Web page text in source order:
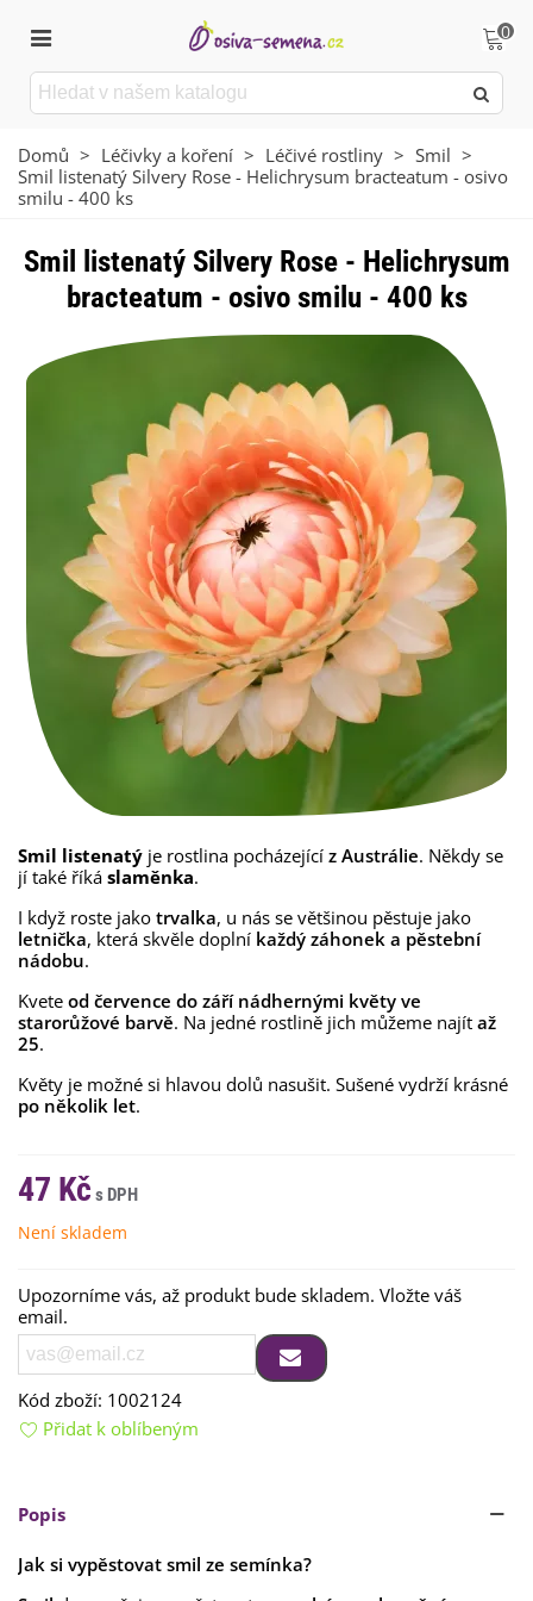
0
Domů > Léčivky a koření > Léčivé rostliny > Smil >
Smil listenatý Silvery Rose - Helichrysum bracteatum - osivo
smilu - 400 ks
Smil listenatý Silvery Rose - Helichrysum
bracteatum - osivo smilu - 400 ks
Smil listenatý je rostlina pocházející z Austrálie. Někdy se
jí také říká slaměnka.
I když roste jako trvalka, u nás se většinou pěstuje jako
letnička, která skvěle doplní každý záhonek a pěstební
nádobu.
Kvete od července do září nádhernými květy ve
starorůžové barvě. Na jedné rostlině jich můžeme najít až
25.
Květy je možné si hlavou dolů nasušit. Sušené vydrží krásné
po několik let.
47 Kč
Není skladem
Upozorníme vás, až produkt bude skladem. Vložte váš
email.
Kód zboží: 1002124
Přidat k oblíbeným
Popis
Jak si vypěstovat smil ze semínka?